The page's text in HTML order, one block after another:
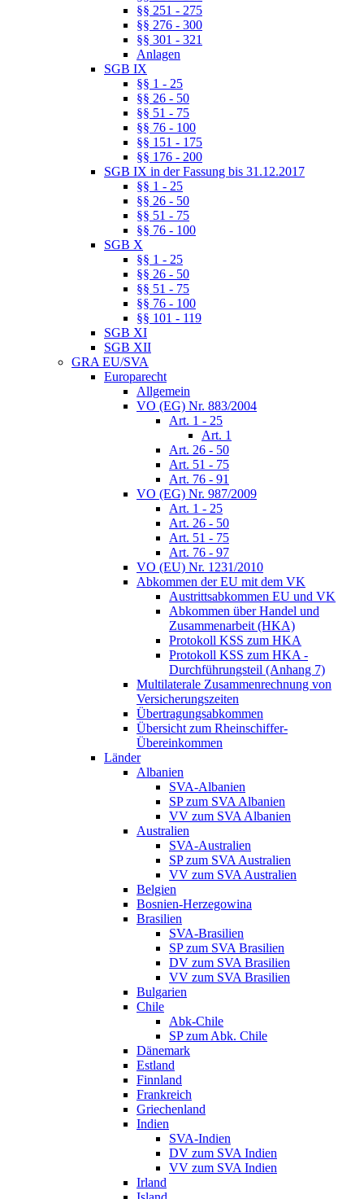
§§ 251 - 275
§§ 276 - 300
§§ 301 - 321
Anlagen
SGB IX
§§ 1 - 25
§§ 26 - 50
§§ 51 - 75
§§ 76 - 100
§§ 151 - 175
§§ 176 - 200
SGB IX in der Fassung bis 31.12.2017
§§ 1 - 25
§§ 26 - 50
§§ 51 - 75
§§ 76 - 100
SGB X
§§ 1 - 25
§§ 26 - 50
§§ 51 - 75
§§ 76 - 100
§§ 101 - 119
SGB XI
SGB XII
GRA EU/SVA
Europarecht
Allgemein
VO (EG) Nr. 883/2004
Art. 1 - 25
Art. 1
Art. 26 - 50
Art. 51 - 75
Art. 76 - 91
VO (EG) Nr. 987/2009
Art. 1 - 25
Art. 26 - 50
Art. 51 - 75
Art. 76 - 97
VO (EU) Nr. 1231/2010
Abkommen der EU mit dem VK
Austrittsabkommen EU und VK
Abkommen über Handel und
Zusammenarbeit (HKA)
Protokoll KSS zum HKA
Protokoll KSS zum HKA -
Durchführungsteil (Anhang 7)
Multilaterale Zusammenrechnung von
Versicherungszeiten
Übertragungsabkommen
Übersicht zum Rheinschiffer-
Übereinkommen
Länder
Albanien
SVA-Albanien
SP zum SVA Albanien
VV zum SVA Albanien
Australien
SVA-Australien
SP zum SVA Australien
VV zum SVA Australien
Belgien
Bosnien-Herzegowina
Brasilien
SVA-Brasilien
SP zum SVA Brasilien
DV zum SVA Brasilien
VV zum SVA Brasilien
Bulgarien
Chile
Abk-Chile
SP zum Abk. Chile
Dänemark
Estland
Finnland
Frankreich
Griechenland
Indien
SVA-Indien
DV zum SVA Indien
VV zum SVA Indien
Irland